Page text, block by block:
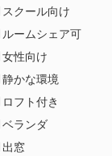
スクール向け
ルームシェア可
女性向け
静かな環境
ロフト付き
ベランダ
出窓